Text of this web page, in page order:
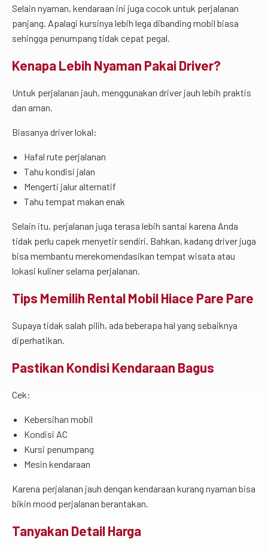
Selain nyaman, kendaraan ini juga cocok untuk perjalanan
panjang. Apalagi kursinya lebih lega dibanding mobil biasa
sehingga penumpang tidak cepat pegal.
Kenapa Lebih Nyaman Pakai Driver?
Untuk perjalanan jauh, menggunakan driver jauh lebih praktis
dan aman.
Biasanya driver lokal:
Hafal rute perjalanan
Tahu kondisi jalan
Mengerti jalur alternatif
Tahu tempat makan enak
Selain itu, perjalanan juga terasa lebih santai karena Anda
tidak perlu capek menyetir sendiri. Bahkan, kadang driver juga
bisa membantu merekomendasikan tempat wisata atau
lokasi kuliner selama perjalanan.
Tips Memilih Rental Mobil Hiace Pare Pare
Supaya tidak salah pilih, ada beberapa hal yang sebaiknya
diperhatikan.
Pastikan Kondisi Kendaraan Bagus
Cek:
Kebersihan mobil
Kondisi AC
Kursi penumpang
Mesin kendaraan
Karena perjalanan jauh dengan kendaraan kurang nyaman bisa
bikin mood perjalanan berantakan.
Tanyakan Detail Harga